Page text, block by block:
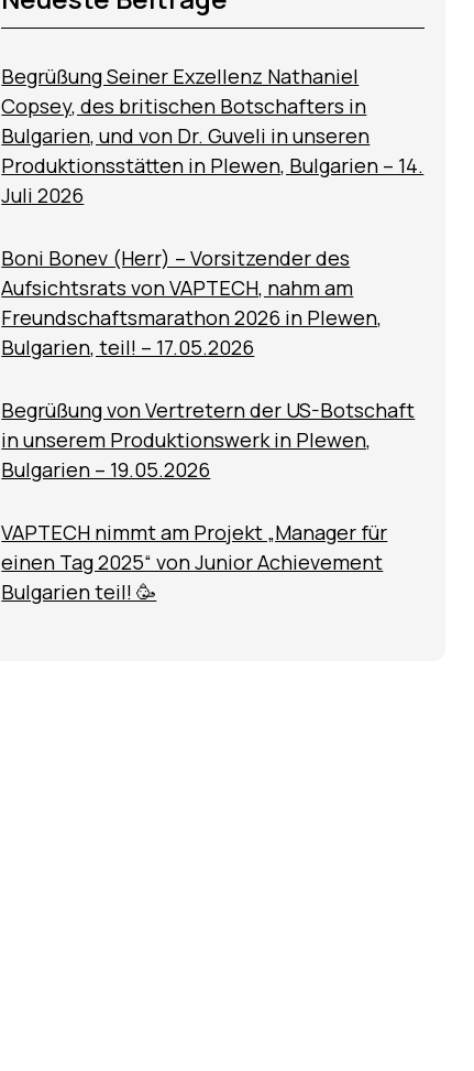
Begrüßung Seiner Exzellenz Nathaniel
Copsey, des britischen Botschafters in
Bulgarien, und von Dr. Guveli in unseren
Produktionsstätten in Plewen, Bulgarien – 14.
Juli 2026
Boni Bonev (Herr) – Vorsitzender des
Aufsichtsrats von VAPTECH, nahm am
Freundschaftsmarathon 2026 in Plewen,
Bulgarien, teil! – 17.05.2026
Begrüßung von Vertretern der US-Botschaft
in unserem Produktionswerk in Plewen,
Bulgarien – 19.05.2026
VAPTECH nimmt am Projekt „Manager für
einen Tag 2025“ von Junior Achievement
Bulgarien teil! 🥳